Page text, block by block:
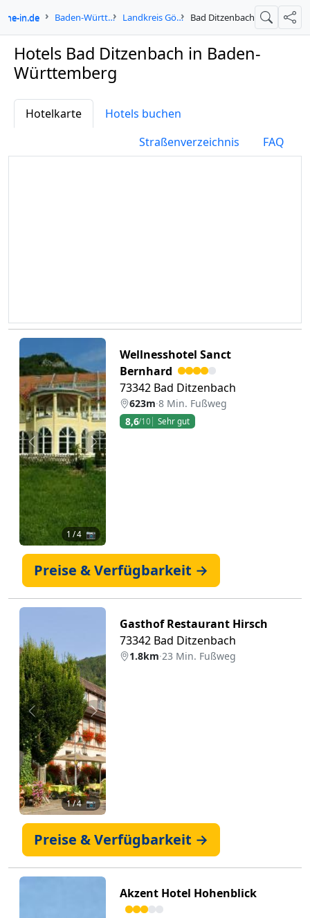
in.de Baden-Württemberg Landkreis Göppingen Bad Ditzenbach Suche
Hotels Bad Ditzenbach in Baden-
Württemberg
Hotelkarte
Hotels buchen
Straßenverzeichnis
FAQ
Zurück Weiter
1 / 4 📷
Wellnesshotel Sanct
Bernhard
73342 Bad Ditzenbach
623m·8 Min. Fußweg
8,6/10 Sehr gut
Preise & Verfügbarkeit →
Zurück Weiter
1/ 4 📷
Gasthof Restaurant Hirsch
73342 Bad Ditzenbach
1.8km·23 Min. Fußweg
Preise & Verfügbarkeit →
Akzent Hotel Hohenblick